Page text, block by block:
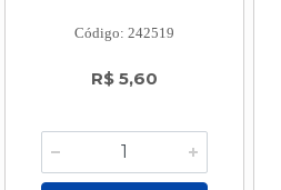
Código: 242519
R$ 5,60